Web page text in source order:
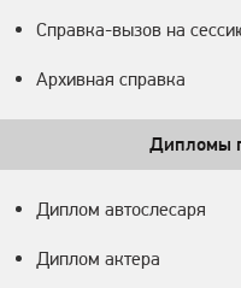
Справка-вызов на
Архивная справка
Дипломы
Диплом автослесаря
Диплом актера